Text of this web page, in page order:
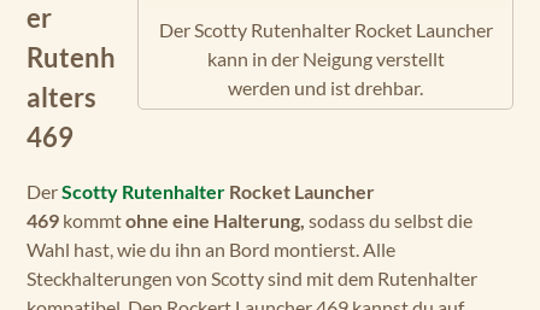
Der Scotty Rutenhalter Rocket Launcher
kann in der Neigung verstellt
werden und ist drehbar.
er
Rutenh
alters
469
DerScotty Rutenhalter Rocket Launcher
469 kommtohne eine Halterung, sodass du selbst die
Wahl hast, wie du ihn an Bord montierst. Alle
Steckhalterungen von Scotty sind mit dem Rutenhalter